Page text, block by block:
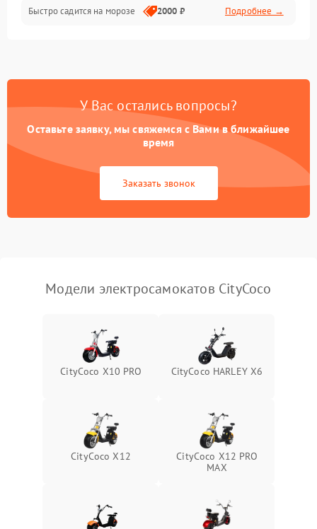
Быстро садится на морозе 2000 ₽ Подробнее →
У Вас остались вопросы?
Оставьте заявку, мы свяжемся с Вами в ближайшее
время
Заказать звонок
Модели электросамокатов CityCoco
CityCoco X10 PRO CityCoco HARLEY X6
CityCoco X12
CityCoco X12 PRO
MAX